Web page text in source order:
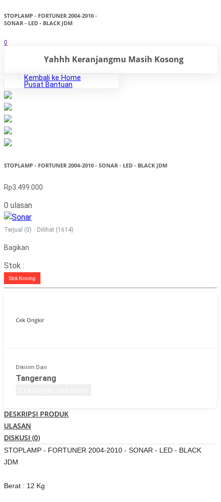
STOPLAMP - FORTUNER 2004-2010 -
SONAR - LED - BLACK JDM
0
Yahhh Keranjangmu Masih Kosong
Kembali ke Home
Pusat Bantuan
STOPLAMP - FORTUNER 2004-2010 - SONAR - LED - BLACK JDM
Rp3.499.000
0 ulasan
Terjual (0) Dilihat (1614)
Bagikan
Stok :
Stok Kosong
Cek Ongkir
Dikirim Dari
Tangerang
DESKRIPSI PRODUK
ULASAN
DISKUSI (0)
STOPLAMP - FORTUNER 2004-2010 - SONAR - LED - BLACK
JDM
Berat : 12 Kg